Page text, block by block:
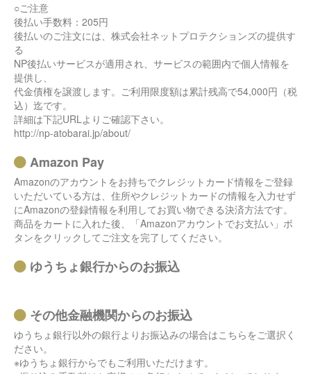
○ご注意
後払い手数料：205円
後払いのご注文には、株式会社ネットプロテクションズの提供す
る
NP後払いサービスが適用され、サービスの範囲内で個人情報を
提供し、
代金債権を譲渡します。ご利用限度額は累計残高で54,000円（税
込）迄です。
詳細は下記URLよりご確認下さい。
http://np-atobarai.jp/about/
Amazon Pay
Amazonのアカウントをお持ちでクレジットカード情報をご登録
いただいている方は、住所やクレジットカードの情報を入力せず
にAmazonの登録情報を利用してお買い物できる決済方法です。
商品をカートに入れた後、「Amazonアカウントでお支払い」ボ
タンをクリックしてご注文を完了してください。
ゆうちょ銀行からのお振込
その他金融機関からのお振込
ゆうちょ銀行以外の銀行よりお振込みの場合はこちらをご選択く
ださい。
※ゆうちょ銀行からでもご利用いただけます。